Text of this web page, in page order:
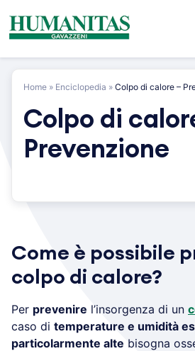
content
Home » Enciclopedia » Colpo di calore –
Colpo di
Prevenzione
Come è possibile
colpo di calore?
Per prevenire l’insorgenza di un
caso di temperature e umidità
particolarmente alte bisogna